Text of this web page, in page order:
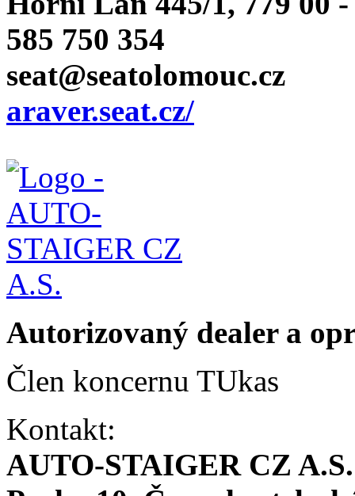
585 750 354
seat@seatolomouc.cz
araver.seat.cz/
Autorizovaný dealer a
Člen koncernu TUkas
Kontakt:
AUTO-STAIGER CZ A.S.